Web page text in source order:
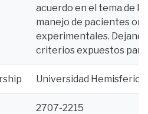
acuerdo en el tema de
manejo de pacientes
experimentales.
criterios expuestos para
Universidad Hemisferios
2707-2215